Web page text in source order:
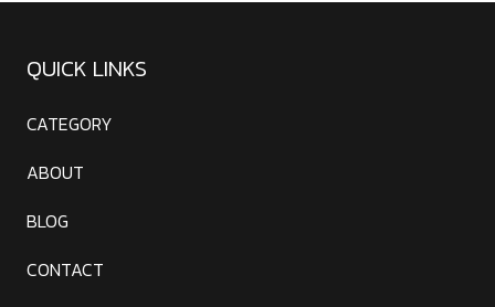
QUICK LINKS
CATEGORY
ABOUT
BLOG
CONTACT